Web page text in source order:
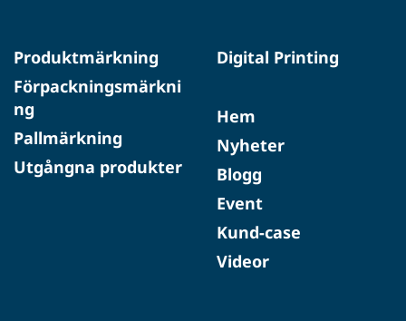
Produktmärkning
Förpackningsmärkni
ng
Pallmärkning
Utgångna produkter
Digital Printing
Hem
Nyheter
Blogg
Event
Kund-case
Videor